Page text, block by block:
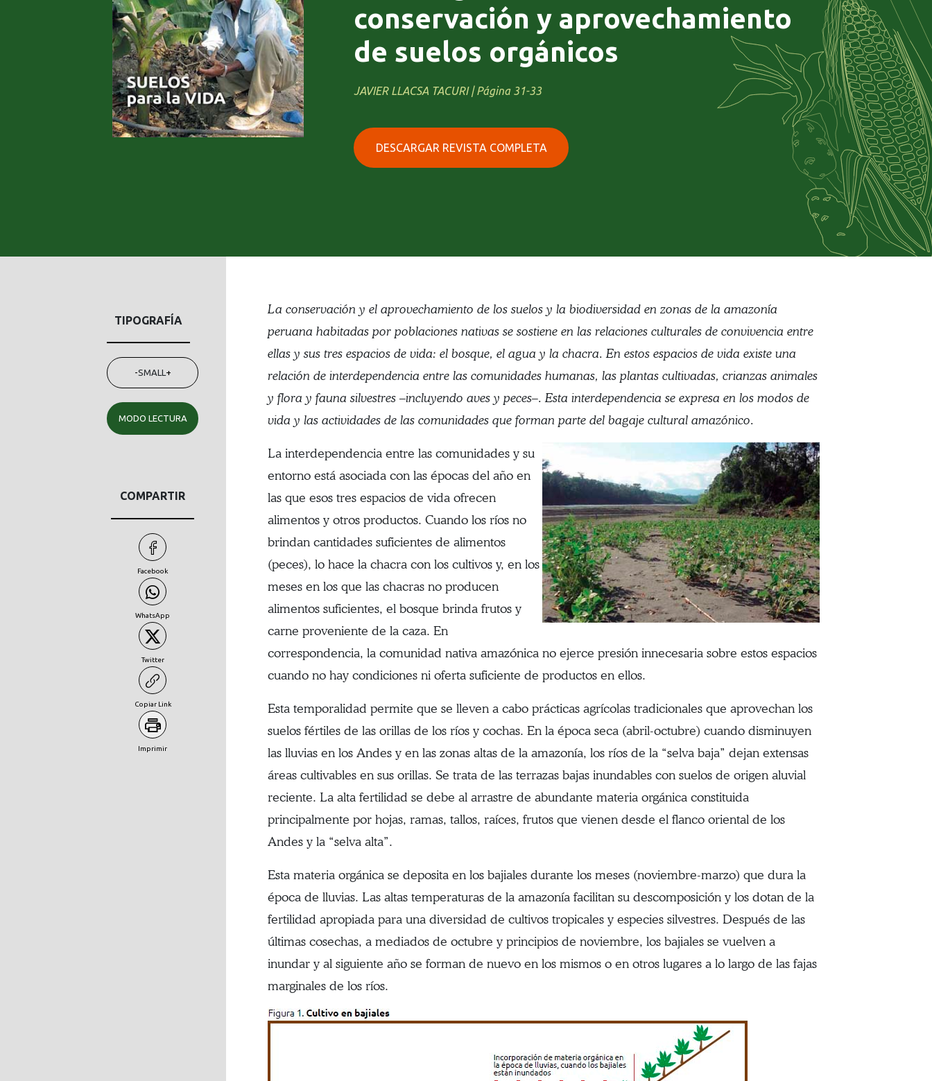
conservación y aprovechamiento
de suelos orgánicos
JAVIER LLACSA TACURI | Página 31-33
DESCARGAR REVISTA COMPLETA
TIPOGRAFÍA
-SMALL +
MODO LECTURA
COMPARTIR
Facebook
WhatsApp
Twitter
Copiar Link
Imprimir
La conservación y el aprovechamiento de los suelos y la biodiversidad en zonas de la amazonía
peruana habitadas por poblaciones nativas se sostiene en las relaciones culturales de convivencia entre
ellas y sus tres espacios de vida: el bosque, el agua y la chacra. En estos espacios de vida existe una
relación de interdependencia entre las comunidades humanas, las plantas cultivadas, crianzas animales
y flora y fauna silvestres –incluyendo aves y peces–. Esta interdependencia se expresa en los modos de
vida y las actividades de las comunidades que forman parte del bagaje cultural amazónico.
La interdependencia entre las comunidades y su
entorno está asociada con las épocas del año en
las que esos tres espacios de vida ofrecen
alimentos y otros productos. Cuando los ríos no
brindan cantidades suficientes de alimentos
(peces), lo hace la chacra con los cultivos y, en los
meses en los que las chacras no producen
alimentos suficientes, el bosque brinda frutos y
carne proveniente de la caza. En
correspondencia, la comunidad nativa amazónica no ejerce presión innecesaria sobre estos espacios
cuando no hay condiciones ni oferta suficiente de productos en ellos.
Esta temporalidad permite que se lleven a cabo prácticas agrícolas tradicionales que aprovechan los
suelos fértiles de las orillas de los ríos y cochas. En la época seca (abril-octubre) cuando disminuyen
las lluvias en los Andes y en las zonas altas de la amazonía, los ríos de la “selva baja” dejan extensas
áreas cultivables en sus orillas. Se trata de las terrazas bajas inundables con suelos de origen aluvial
reciente. La alta fertilidad se debe al arrastre de abundante materia orgánica constituida
principalmente por hojas, ramas, tallos, raíces, frutos que vienen desde el flanco oriental de los
Andes y la “selva alta”.
Esta materia orgánica se deposita en los bajiales durante los meses (noviembre-marzo) que dura la
época de lluvias. Las altas temperaturas de la amazonía facilitan su descomposición y los dotan de la
fertilidad apropiada para una diversidad de cultivos tropicales y especies silvestres. Después de las
últimas cosechas, a mediados de octubre y principios de noviembre, los bajiales se vuelven a
inundar y al siguiente año se forman de nuevo en los mismos o en otros lugares a lo largo de las fajas
marginales de los ríos.